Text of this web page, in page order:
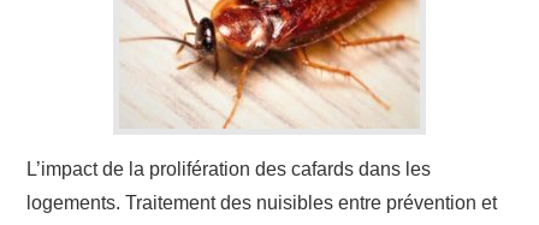
L’impact de la prolifération des cafards dans les
logements. Traitement des nuisibles entre prévention et